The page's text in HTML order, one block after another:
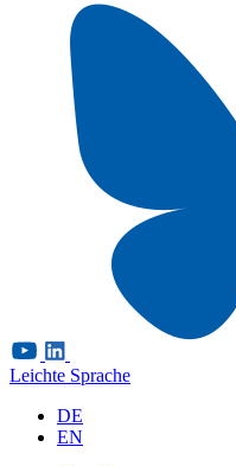
Leichte Sprache
DE
EN